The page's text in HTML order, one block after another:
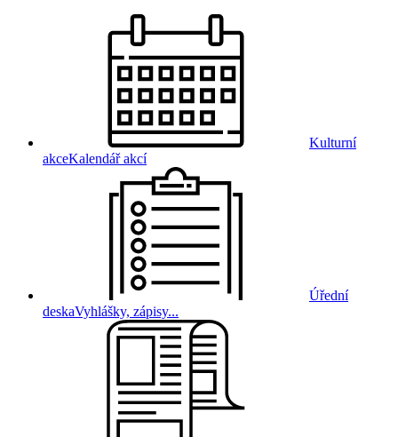
Kulturní
akceKalendář akcí
Úřední
deskaVyhlášky, zápisy...